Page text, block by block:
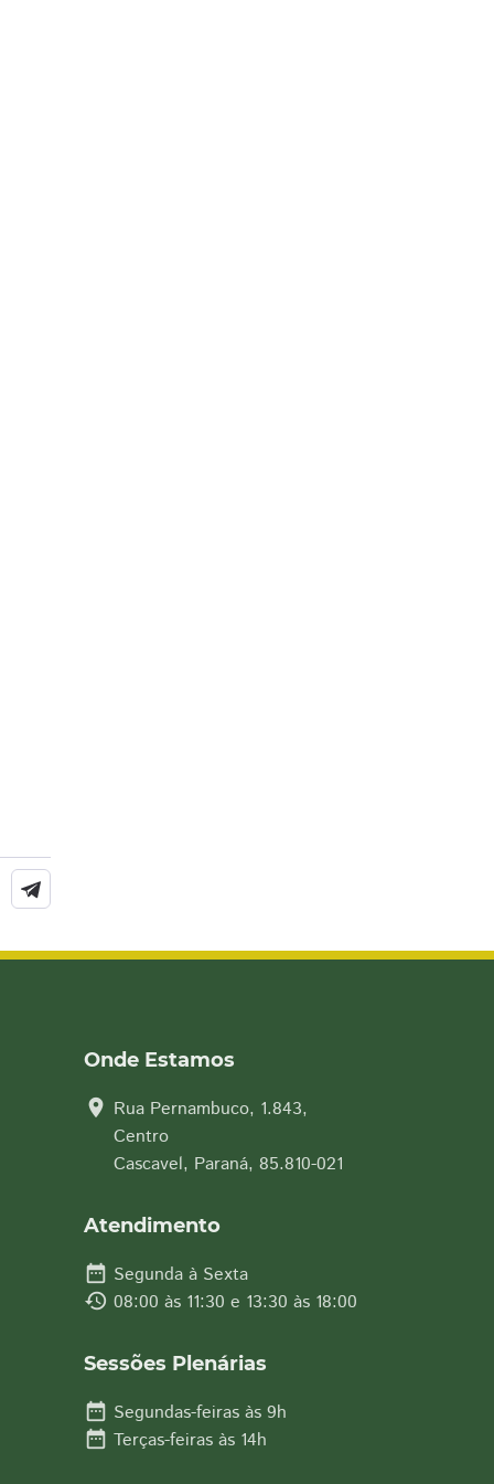
Onde Estamos
location_on Rua Pernambuco, 1.843,
Centro
Cascavel, Paraná, 85.810-021
Atendimento
date_range Segunda à Sexta
history 08:00 às 11:30 e 13:30 às 18:00
Sessões Plenárias
date_range Segundas-feiras às 9h
date_range Terças-feiras às 14h